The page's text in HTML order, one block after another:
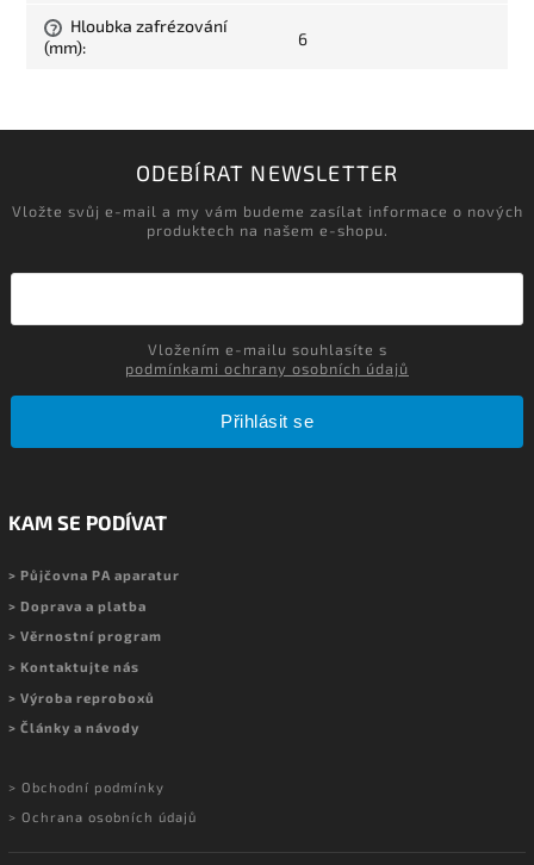
?
Hloubka zafrézování
(mm): 6
ODEBÍRAT NEWSLETTER
Vložte svůj e-mail a my vám budeme zasílat informace o nových
produktech na našem e-shopu.
podmínkami ochrany osobních údajů
Přihlásit se
KAM SE PODÍVAT
> Půjčovna PA aparatur
> Doprava a platba
> Věrnostní program
> Kontaktujte nás
> Výroba reproboxů
> Články a návody
> Obchodní podmínky
> Ochrana osobních údajů